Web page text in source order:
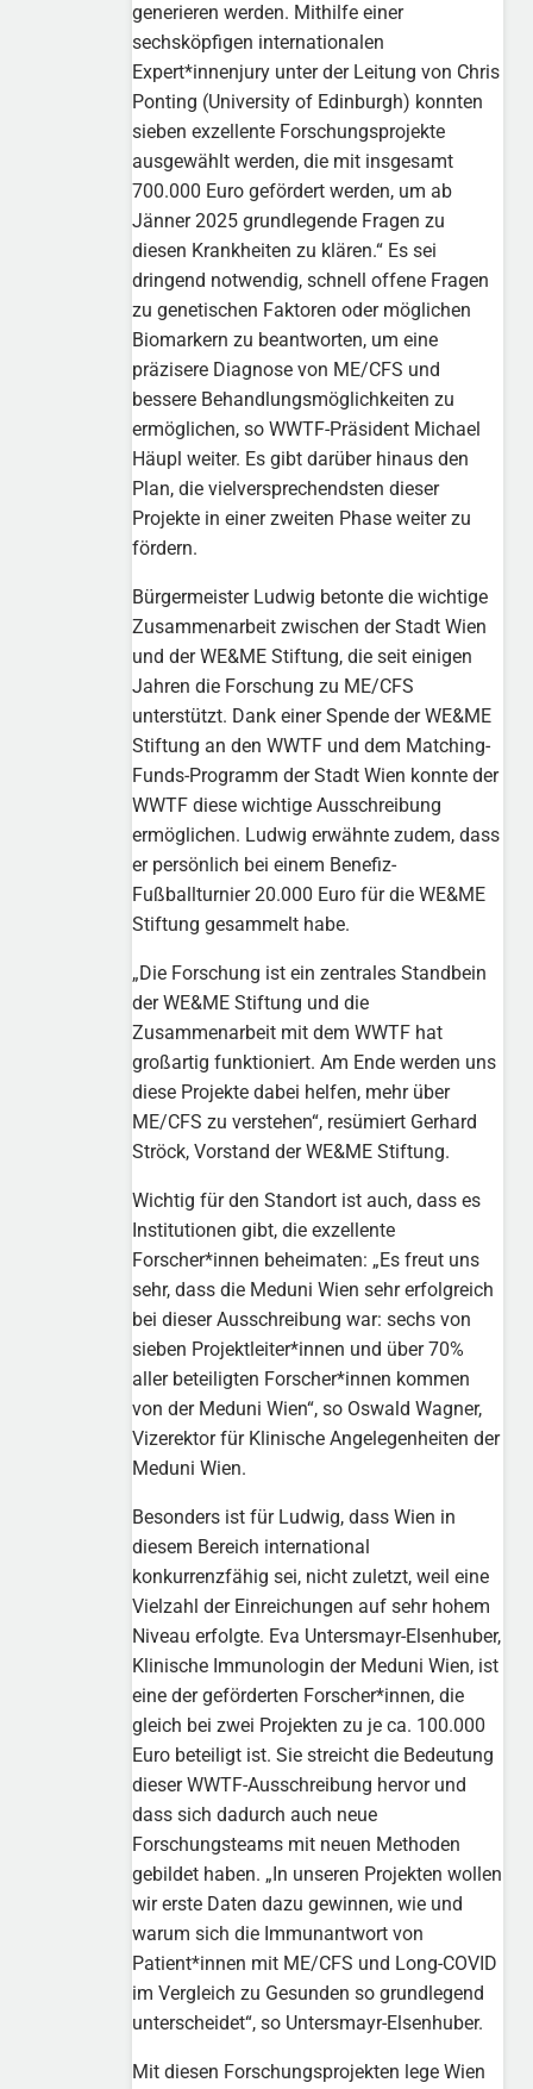
generieren werden. Mithilfe einer
sechsköpfigen internationalen
Expert*innenjury unter der Leitung von Chris
Ponting (University of Edinburgh) konnten
sieben exzellente Forschungsprojekte
ausgewählt werden, die mit insgesamt
700.000 Euro gefördert werden, um ab
Jänner 2025 grundlegende Fragen zu
diesen Krankheiten zu klären.“ Es sei
dringend notwendig, schnell offene Fragen
zu genetischen Faktoren oder möglichen
Biomarkern zu beantworten, um eine
präzisere Diagnose von ME/CFS und
bessere Behandlungsmöglichkeiten zu
ermöglichen, so WWTF-Präsident Michael
Häupl weiter. Es gibt darüber hinaus den
Plan, die vielversprechendsten dieser
Projekte in einer zweiten Phase weiter zu
fördern.
Bürgermeister Ludwig betonte die wichtige
Zusammenarbeit zwischen der Stadt Wien
und der WE&ME Stiftung, die seit einigen
Jahren die Forschung zu ME/CFS
unterstützt. Dank einer Spende der WE&ME
Stiftung an den WWTF und dem Matching-
Funds-Programm der Stadt Wien konnte der
WWTF diese wichtige Ausschreibung
ermöglichen. Ludwig erwähnte zudem, dass
er persönlich bei einem Benefiz-
Fußballturnier 20.000 Euro für die WE&ME
Stiftung gesammelt habe.
„Die Forschung ist ein zentrales Standbein
der WE&ME Stiftung und die
Zusammenarbeit mit dem WWTF hat
großartig funktioniert. Am Ende werden uns
diese Projekte dabei helfen, mehr über
ME/CFS zu verstehen“, resümiert Gerhard
Ströck, Vorstand der WE&ME Stiftung.
Wichtig für den Standort ist auch, dass es
Institutionen gibt, die exzellente
Forscher*innen beheimaten: „Es freut uns
sehr, dass die Meduni Wien sehr erfolgreich
bei dieser Ausschreibung war: sechs von
sieben Projektleiter*innen und über 70%
aller beteiligten Forscher*innen kommen
von der Meduni Wien“, so Oswald Wagner,
Vizerektor für Klinische Angelegenheiten der
Meduni Wien.
Besonders ist für Ludwig, dass Wien in
diesem Bereich international
konkurrenzfähig sei, nicht zuletzt, weil eine
Vielzahl der Einreichungen auf sehr hohem
Niveau erfolgte. Eva Untersmayr-Elsenhuber,
Klinische Immunologin der Meduni Wien, ist
eine der geförderten Forscher*innen, die
gleich bei zwei Projekten zu je ca. 100.000
Euro beteiligt ist. Sie streicht die Bedeutung
dieser WWTF-Ausschreibung hervor und
dass sich dadurch auch neue
Forschungsteams mit neuen Methoden
gebildet haben. „In unseren Projekten wollen
wir erste Daten dazu gewinnen, wie und
warum sich die Immunantwort von
Patient*innen mit ME/CFS und Long-COVID
im Vergleich zu Gesunden so grundlegend
unterscheidet“, so Untersmayr-Elsenhuber.
Mit diesen Forschungsprojekten lege Wien